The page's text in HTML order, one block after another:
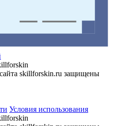
skillforskin.ru защищены
Условия использования